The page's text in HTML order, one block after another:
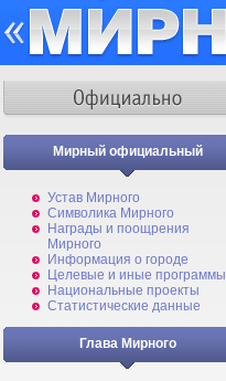
Мирный официальный
Устав Мирного
Символика Мирного
Награды и поощрения
Мирного
Информация о городе
Целевые и иные программы
Национальные проекты
Статистические данные
Глава Мирного